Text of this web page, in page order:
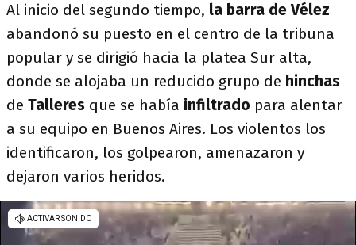
Al inicio del segundo tiempo, la barra de Vélez
abandonó su puesto en el centro de la tribuna
popular y se dirigió hacia la platea Sur alta,
donde se alojaba un reducido grupo de hinchas
de Talleres que se había infiltrado para alentar
a su equipo en Buenos Aires. Los violentos los
identificaron, los golpearon, amenazaron y
dejaron varios heridos.